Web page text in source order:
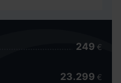
249 €
23.299 €